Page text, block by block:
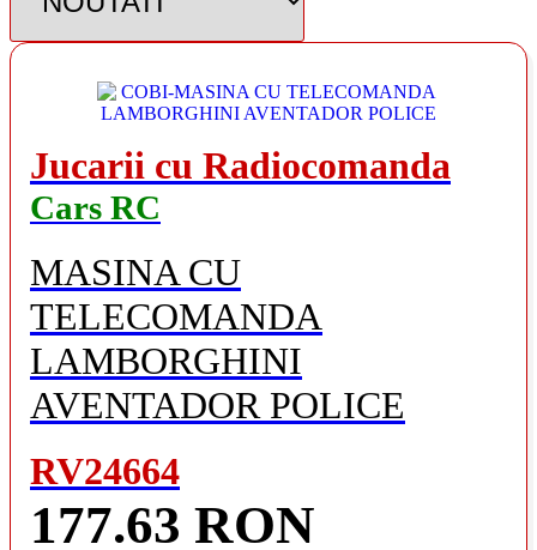
Jucarii cu Radiocomanda
Cars RC
MASINA CU
TELECOMANDA
LAMBORGHINI
AVENTADOR POLICE
RV24664
177.63 RON